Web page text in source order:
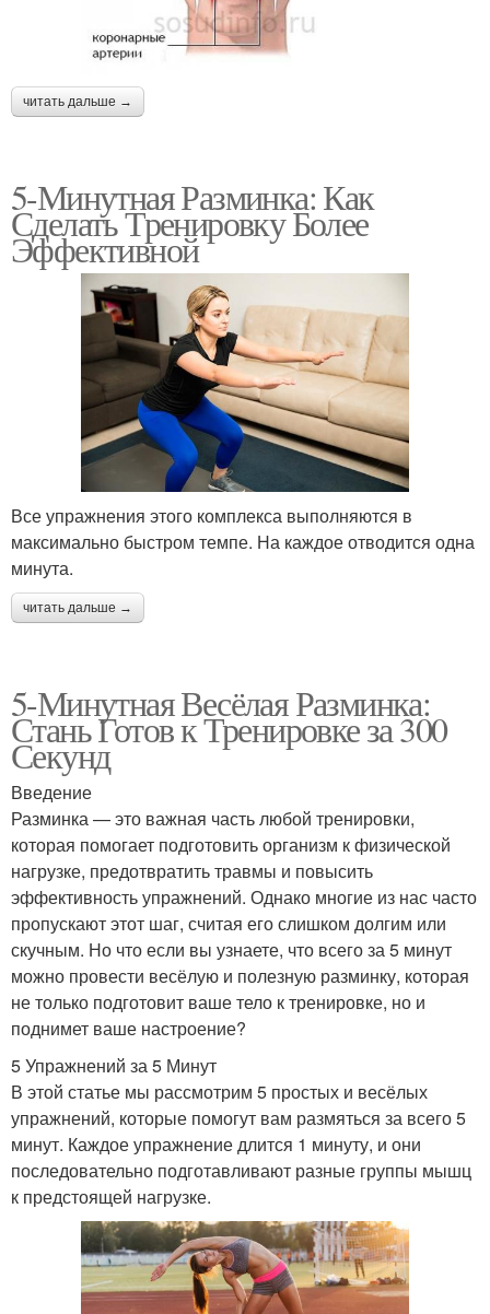
читать дальше →
5-Минутная Разминка: Как
Сделать Тренировку Более
Эффективной
Все упражнения этого комплекса выполняются в
максимально быстром темпе. На каждое отводится одна
минута.
читать дальше →
5-Минутная Весёлая Разминка:
Стань Готов к Тренировке за 300
Секунд
Введение
Разминка — это важная часть любой тренировки,
которая помогает подготовить организм к физической
нагрузке, предотвратить травмы и повысить
эффективность упражнений. Однако многие из нас часто
пропускают этот шаг, считая его слишком долгим или
скучным. Но что если вы узнаете, что всего за 5 минут
можно провести весёлую и полезную разминку, которая
не только подготовит ваше тело к тренировке, но и
поднимет ваше настроение?
5 Упражнений за 5 Минут
В этой статье мы рассмотрим 5 простых и весёлых
упражнений, которые помогут вам размяться за всего 5
минут. Каждое упражнение длится 1 минуту, и они
последовательно подготавливают разные группы мышц
к предстоящей нагрузке.